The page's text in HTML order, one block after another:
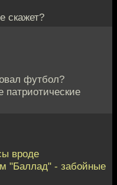
скажет?
футбол?
патриотические
вроде
"Баллад" - забойные